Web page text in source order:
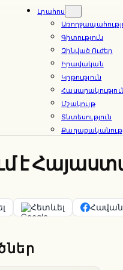
Լրահոս
Գիտություն
Զինված Ուժեր
Իրավական
Կրթություն
Մշակույթ
Տնտեսություն
է
Հետևել